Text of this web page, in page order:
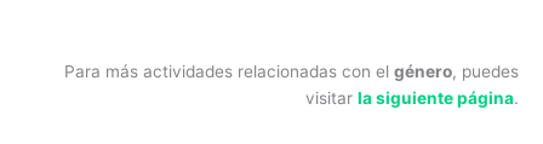
Para más actividades relacionadas con el género, puedes
visitar la siguiente página.